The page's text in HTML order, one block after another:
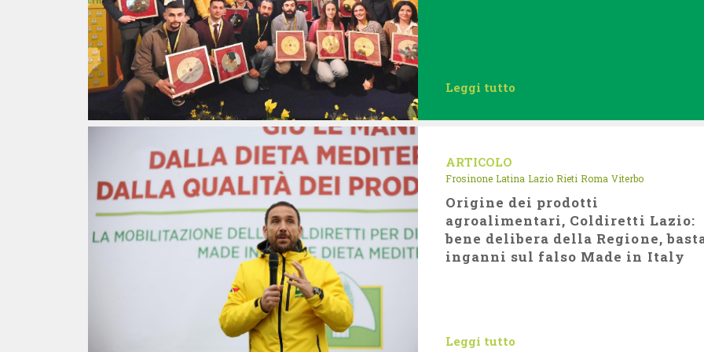
Leggi tutto
ARTICOLO
Frosinone Latina Lazio Rieti Roma Viterbo
Origine dei prodotti
agroalimentari, Coldiretti Lazio:
bene delibera della Regione,
inganni sul falso Made in Italy
Leggi tutto